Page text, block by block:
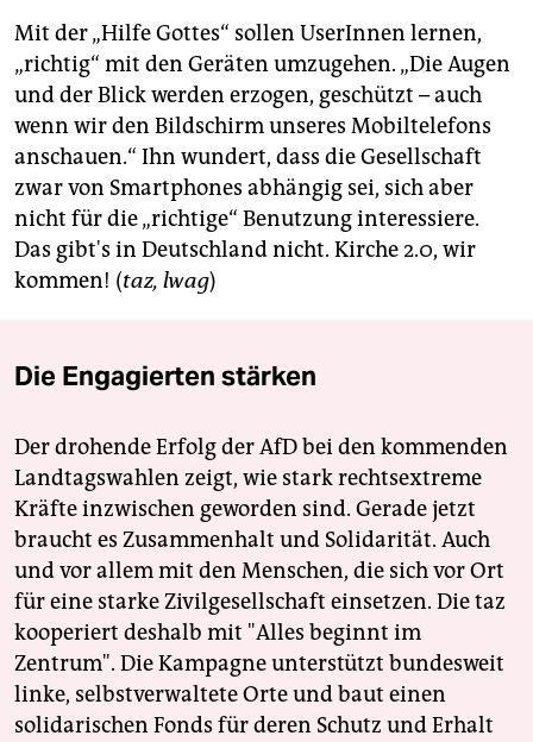
verlag
veranstaltungen
shop
fragen & hilfe
unterstützen
abo
epaper login
Mit der „Hilfe Gottes“ sollen UserInnen lernen,
„richtig“ mit den Geräten umzugehen. „Die Augen
und der Blick werden erzogen, geschützt – auch
wenn wir den Bildschirm unseres Mobiltelefons
anschauen.“ Ihn wundert, dass die Gesellschaft
zwar von Smartphones abhängig sei, sich aber
nicht für die „richtige“ Benutzung interessiere.
Das gibt's in Deutschland nicht. Kirche 2.0, wir
kommen! (taz, lwag)
Die Engagierten stärken
Der drohende Erfolg der AfD bei den kommenden
Landtagswahlen zeigt, wie stark rechtsextreme
Kräfte inzwischen geworden sind. Gerade jetzt
braucht es Zusammenhalt und Solidarität. Auch
und vor allem mit den Menschen, die sich vor Ort
für eine starke Zivilgesellschaft einsetzen. Die taz
kooperiert deshalb mit "Alles beginnt im
Zentrum". Die Kampagne unterstützt bundesweit
linke, selbstverwaltete Orte und baut einen
solidarischen Fonds für deren Schutz und Erhalt